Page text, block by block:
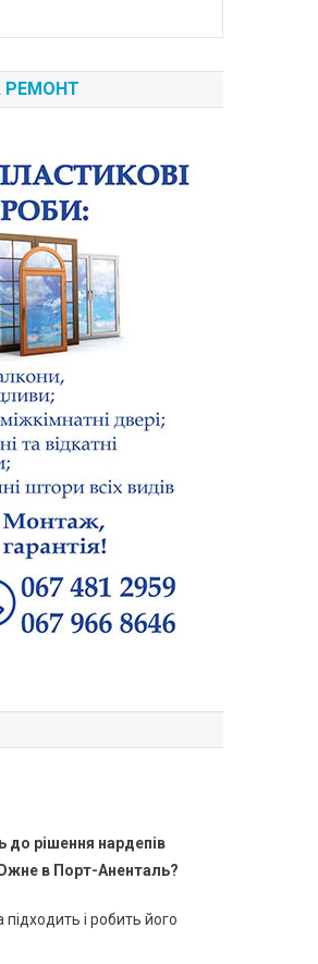
РЕМОНТ
до рішення нардепів
в Порт-Аненталь?
і робить його